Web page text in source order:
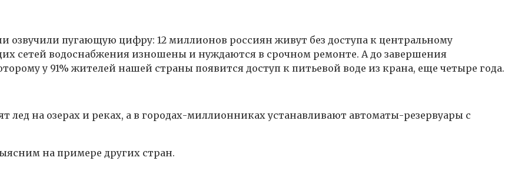
озвучили пугающую цифру: 12 миллионов россиян живут без доступа к центральному
сетей водоснабжения изношены и нуждаются в срочном ремонте. А до завершения
у 91% жителей нашей страны появится доступ к питьевой воде из крана, еще четыре года.
лед на озерах и реках, а в городах-миллионниках устанавливают автоматы-резервуары с
на примере других стран.